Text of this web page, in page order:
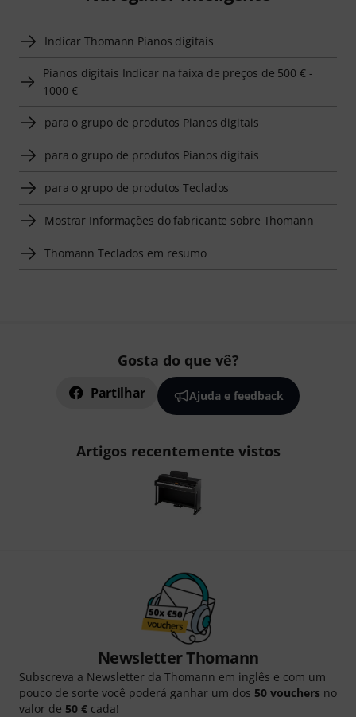
Indicar Thomann Pianos digitais
Pianos digitais Indicar na faixa de preços de 500 € -
1000 €
para o grupo de produtos Pianos digitais
para o grupo de produtos Pianos digitais
para o grupo de produtos Teclados
Mostrar Informações do fabricante sobre Thomann
Thomann Teclados em resumo
Gosta do que vê?
Partilhar Ajuda e feedback
Artigos recentemente vistos
Newsletter Thomann
Subscreva a Newsletter da Thomann em inglês e com um
pouco de sorte você poderá ganhar um dos 50 vouchers no
valor de 50 € cada!